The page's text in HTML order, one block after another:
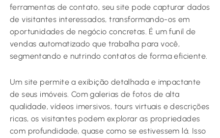
ferramentas de contato, seu site pode capturar dados
de visitantes interessados, transformando-os em
oportunidades de negócio concretas. É um funil de
vendas automatizado que trabalha para você,
segmentando e nutrindo contatos de forma eficiente.
Um site permite a exibição detalhada e impactante
de seus imóveis. Com galerias de fotos de alta
qualidade, vídeos imersivos, tours virtuais e descrições
ricas, os visitantes podem explorar as propriedades
com profundidade, quase como se estivessem lá. Isso